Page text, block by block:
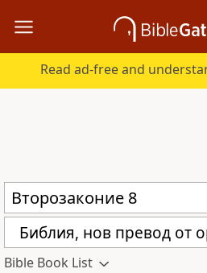
Read ad-free and
Bible Book List